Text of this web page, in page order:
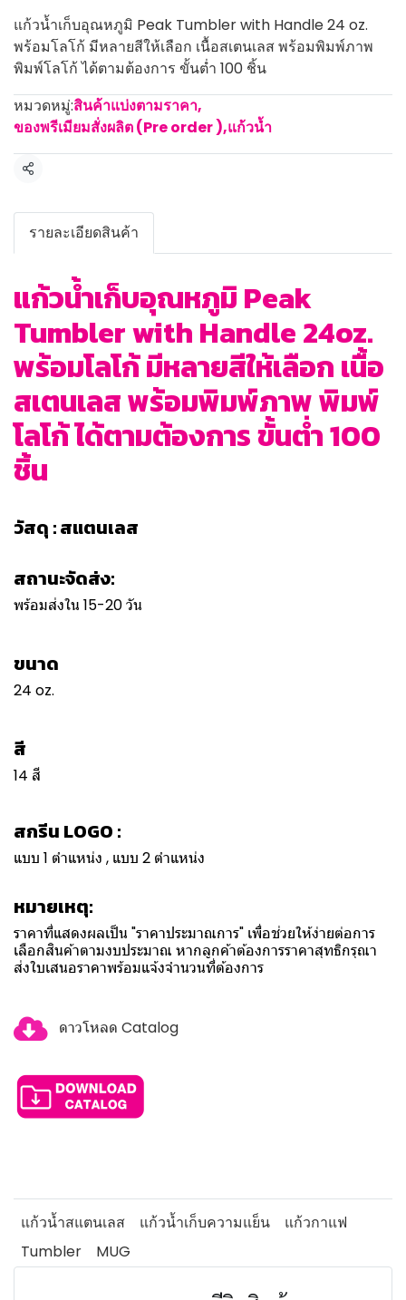
แก้วน้ำเก็บอุณหภูมิ Peak Tumbler with Handle 24 oz.
พร้อมโลโก้ มีหลายสีให้เลือก เนื้อสเตนเลส พร้อมพิมพ์ภาพ
พิมพ์โลโก้ ได้ตามต้องการ ขั้นต่ำ 100 ชิ้น
หมวดหมู่:สินค้าแบ่งตามราคา,
ของพรีเมียมสั่งผลิต (Pre order ),แก้วน้ำ
แชร์
รายละเอียดสินค้า
แก้วน้ำเก็บอุณหภูมิ Peak
Tumbler with Handle 24oz.
พร้อมโลโก้ มีหลายสีให้เลือก เนื้อ
สเตนเลส พร้อมพิมพ์ภาพ พิมพ์
โลโก้ ได้ตามต้องการ ขั้นต่ำ 100
ชิ้น
วัสดุ : สแตนเลส
สถานะจัดส่ง:
พร้อมส่งใน 15-20 วัน
ขนาด
24 oz.
สี
14 สี
สกรีน LOGO :
แบบ 1 ตำแหน่ง , แบบ 2 ตำแหน่ง
หมายเหตุ:
ราคาที่แสดงผลเป็น "ราคาประมาณการ" เพื่อช่วยให้ง่ายต่อการ
เลือกสินค้าตามงบประมาณ หากลูกค้าต้องการราคาสุทธิกรุณา
ส่งใบเสนอราคาพร้อมแจ้งจำนวนที่ต้องการ
ดาวโหลด Catalog
แก้วน้ำสแตนเลส แก้วน้ำเก็บความแย็น
แก้วกาแฟ
Tumbler
MUG